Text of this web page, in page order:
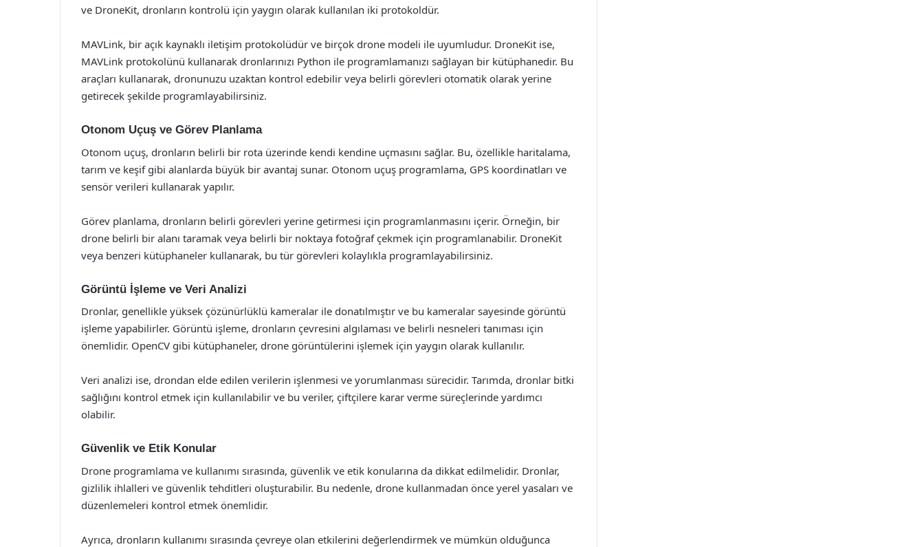
ve DroneKit, dronların kontrolü için yaygın olarak kullanılan iki protokoldür.
MAVLink, bir açık kaynaklı iletişim protokolüdür ve birçok drone modeli ile uyumludur. DroneKit ise,
MAVLink protokolünü kullanarak dronlarınızı Python ile programlamanızı sağlayan bir kütüphanedir. Bu
araçları kullanarak, dronunuzu uzaktan kontrol edebilir veya belirli görevleri otomatik olarak yerine
getirecek şekilde programlayabilirsiniz.
Otonom Uçuş ve Görev Planlama
Otonom uçuş, dronların belirli bir rota üzerinde kendi kendine uçmasını sağlar. Bu, özellikle haritalama,
tarım ve keşif gibi alanlarda büyük bir avantaj sunar. Otonom uçuş programlama, GPS koordinatları ve
sensör verileri kullanarak yapılır.
Görev planlama, dronların belirli görevleri yerine getirmesi için programlanmasını içerir. Örneğin, bir
drone belirli bir alanı taramak veya belirli bir noktaya fotoğraf çekmek için programlanabilir. DroneKit
veya benzeri kütüphaneler kullanarak, bu tür görevleri kolaylıkla programlayabilirsiniz.
Görüntü İşleme ve Veri Analizi
Dronlar, genellikle yüksek çözünürlüklü kameralar ile donatılmıştır ve bu kameralar sayesinde görüntü
işleme yapabilirler. Görüntü işleme, dronların çevresini algılaması ve belirli nesneleri tanıması için
önemlidir. OpenCV gibi kütüphaneler, drone görüntülerini işlemek için yaygın olarak kullanılır.
Veri analizi ise, drondan elde edilen verilerin işlenmesi ve yorumlanması sürecidir. Tarımda, dronlar bitki
sağlığını kontrol etmek için kullanılabilir ve bu veriler, çiftçilere karar verme süreçlerinde yardımcı
olabilir.
Güvenlik ve Etik Konular
Drone programlama ve kullanımı sırasında, güvenlik ve etik konularına da dikkat edilmelidir. Dronlar,
gizlilik ihlalleri ve güvenlik tehditleri oluşturabilir. Bu nedenle, drone kullanmadan önce yerel yasaları ve
düzenlemeleri kontrol etmek önemlidir.
Ayrıca, dronların kullanımı sırasında çevreye olan etkilerini değerlendirmek ve mümkün olduğunca